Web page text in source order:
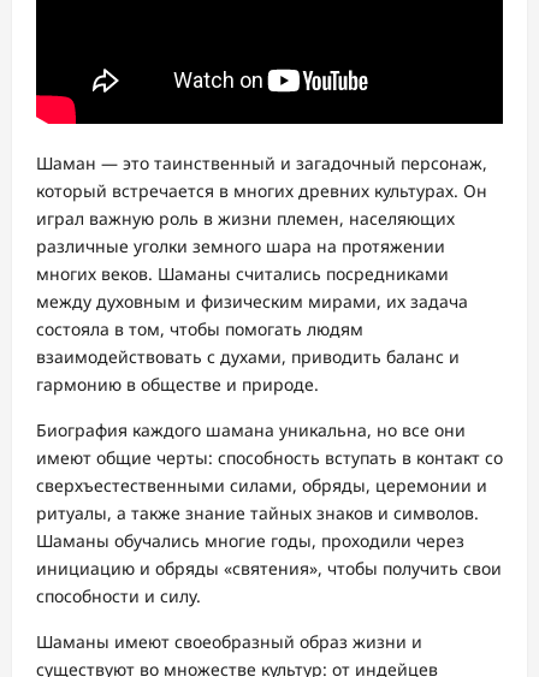
Шаман — это таинственный и загадочный персонаж,
который встречается в многих древних культурах. Он
играл важную роль в жизни племен, населяющих
различные уголки земного шара на протяжении
многих веков. Шаманы считались посредниками
между духовным и физическим мирами, их задача
состояла в том, чтобы помогать людям
взаимодействовать с духами, приводить баланс и
гармонию в обществе и природе.
Биография каждого шамана уникальна, но все они
имеют общие черты: способность вступать в контакт со
сверхъестественными силами, обряды, церемонии и
ритуалы, а также знание тайных знаков и символов.
Шаманы обучались многие годы, проходили через
инициацию и обряды «святения», чтобы получить свои
способности и силу.
Шаманы имеют своеобразный образ жизни и
существуют во множестве культур: от индейцев